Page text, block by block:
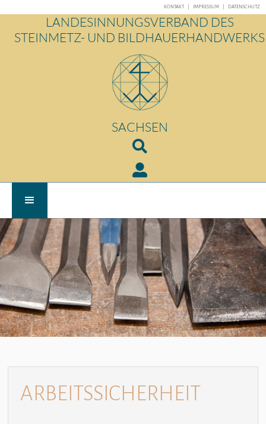
KONTAKT IMPRESSUM DATENSCHUTZ
LANDESINNUNGSVERBAND DES
STEINMETZ- UND BILDHAUERHANDWERKS
SACHSEN


ARBEITSSICHERHEIT